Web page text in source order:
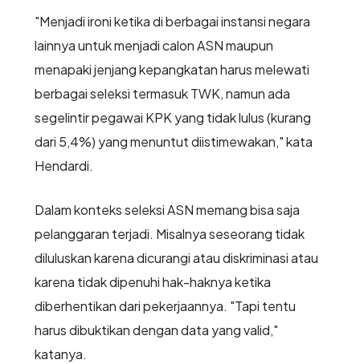
"Menjadi ironi ketika di berbagai instansi negara
lainnya untuk menjadi calon ASN maupun
menapaki jenjang kepangkatan harus melewati
berbagai seleksi termasuk TWK, namun ada
segelintir pegawai KPK yang tidak lulus (kurang
dari 5,4%) yang menuntut diistimewakan," kata
Hendardi.
Dalam konteks seleksi ASN memang bisa saja
pelanggaran terjadi. Misalnya seseorang tidak
diluluskan karena dicurangi atau diskriminasi atau
karena tidak dipenuhi hak-haknya ketika
diberhentikan dari pekerjaannya. "Tapi tentu
harus dibuktikan dengan data yang valid,"
katanya.